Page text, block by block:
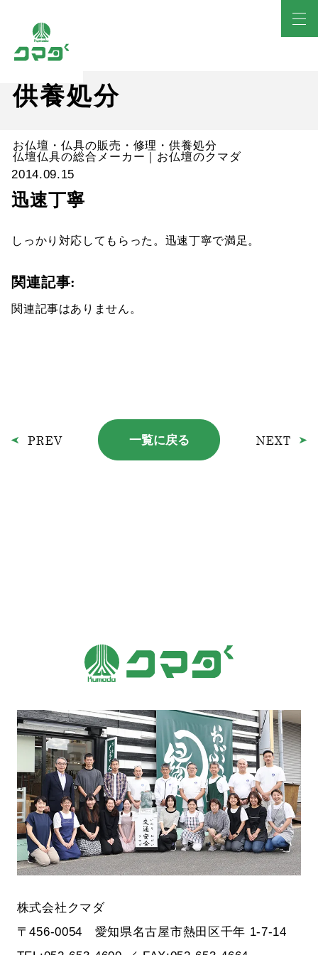
供養処分
お仏壇・仏具の販売・修理・供養処分
仏壇仏具の総合メーカー｜お仏壇のクマダ
2014.09.15
迅速丁寧
しっかり対応してもらった。迅速丁寧で満足。
関連記事:
関連記事はありません。
一覧に戻る
株式会社クマダ
〒456-0054 愛知県名古屋市熱田区千年 1-7-14